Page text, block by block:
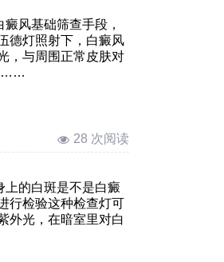
癜风基础筛查手段，
德灯照射下，白癜风
，与周围正常皮肤对
比鲜明。白癜风发病机 ……
28 次阅读
上的白斑是不是白癜
行检验这种检查灯可
外光，在暗室里对白